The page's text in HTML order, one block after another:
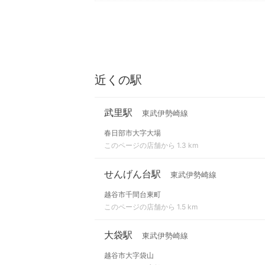
近くの駅
武里駅 東武伊勢崎線
春日部市大字大場
このページの店舗から 1.3 km
せんげん台駅 東武伊勢崎線
越谷市千間台東町
このページの店舗から 1.5 km
大袋駅 東武伊勢崎線
越谷市大字袋山